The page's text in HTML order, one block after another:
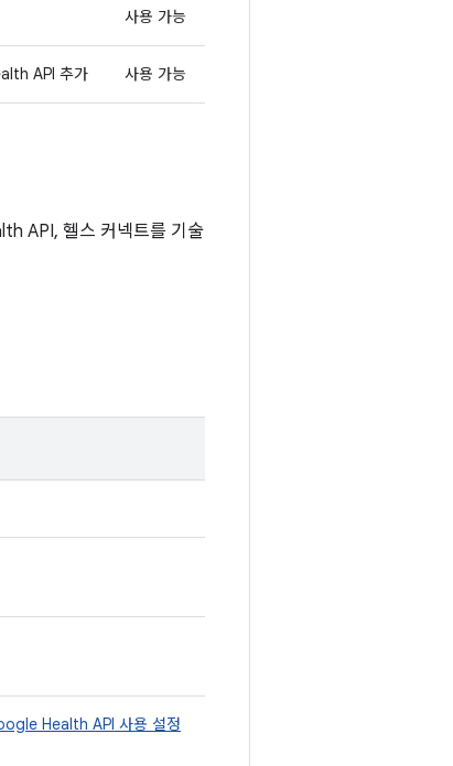
사용 가능
API 추가 사용 가능
API, 헬스 커넥트를 기술
Health API 사용 설정